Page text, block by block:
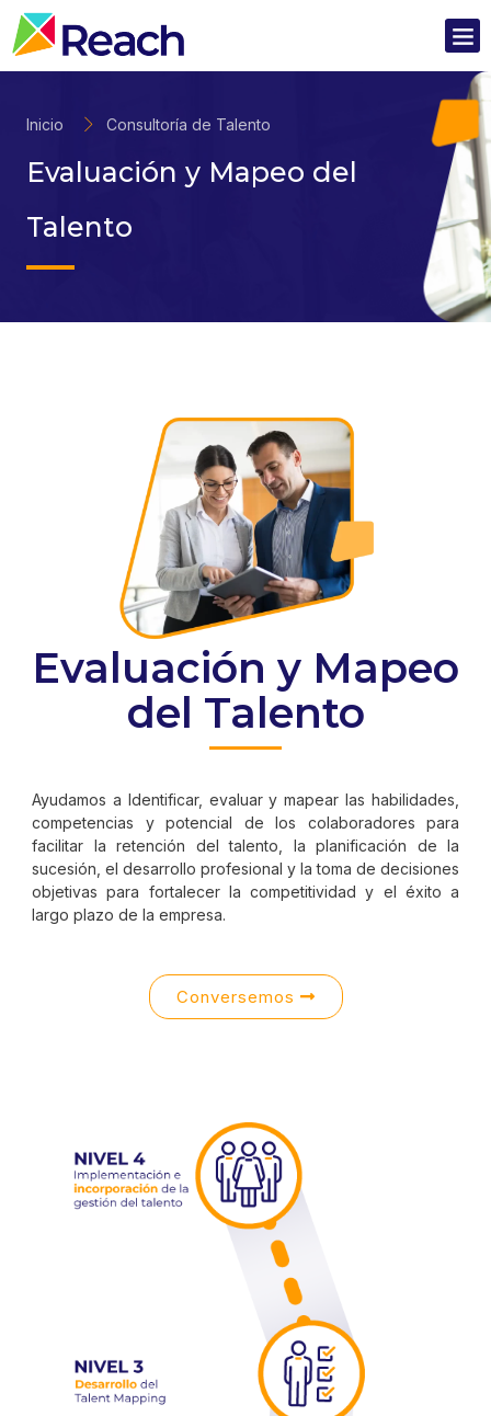
Inicio Consultoría de Talento
Evaluación y Mapeo del
Talento
Evaluación y Mapeo
del Talento
Ayudamos a Identificar, evaluar y mapear las habilidades,
competencias y potencial de los colaboradores para
facilitar la retención del talento, la planificación de la
sucesión, el desarrollo profesional y la toma de decisiones
objetivas para fortalecer la competitividad y el éxito a
largo plazo de la empresa.
Conversemos